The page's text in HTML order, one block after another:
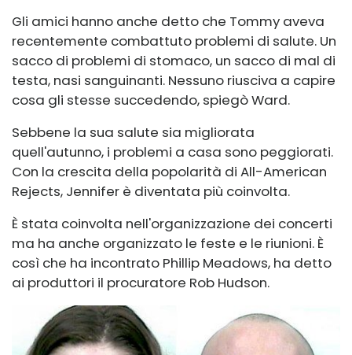
Gli amici hanno anche detto che Tommy aveva
recentemente combattuto problemi di salute. Un
sacco di problemi di stomaco, un sacco di mal di
testa, nasi sanguinanti. Nessuno riusciva a capire
cosa gli stesse succedendo, spiegò Ward.
Sebbene la sua salute sia migliorata
quell'autunno, i problemi a casa sono peggiorati.
Con la crescita della popolarità di All-American
Rejects, Jennifer è diventata più coinvolta.
È stata coinvolta nell'organizzazione dei concerti
ma ha anche organizzato le feste e le riunioni. È
così che ha incontrato Phillip Meadows, ha detto
ai produttori il procuratore Rob Hudson.